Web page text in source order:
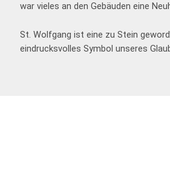
war vieles an den Gebäuden eine
St. Wolfgang ist eine zu Stein
eindrucksvolles Symbol unseres